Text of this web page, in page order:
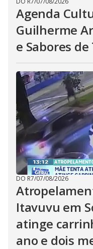
Agenda
Guilherme
e Sabores
DO R7/07/08/2026
Itavuvu em
atinge
ano e dois